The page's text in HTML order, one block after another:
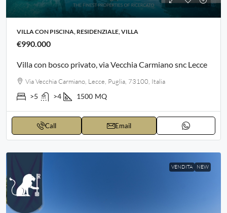
VILLA CON PISCINA, RESIDENZIALE, VILLA
€990.000
Villa con bosco privato, via Vecchia Carmiano snc Lecce
Via Vecchia Carmiano, Lecce, Puglia, 73100, Italia
>5 >4 1500 MQ
Call Email
VENDITA NEW